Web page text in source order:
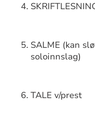
SALME (kan
soloinnslag)
TALE v/prest